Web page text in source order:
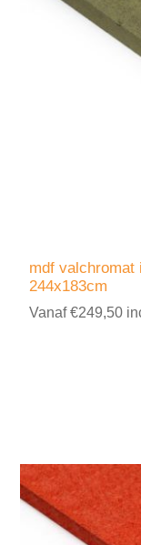
mdf valchromat
244x183cm
Vanaf €249,50